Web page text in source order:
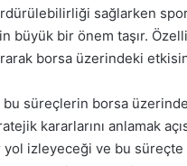
sağlarken
büyük bir önem taşır.
borsa üzerindeki
bu süreçlerin borsa
kararlarını anlamak
yol izleyeceği ve bu süreçte